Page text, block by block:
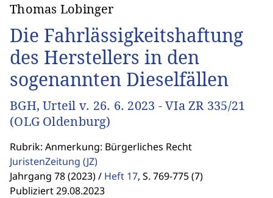
Thomas Lobinger
Die Fahrlässigkeitshaftung
des Herstellers in den
sogenannten Dieselfällen
BGH, Urteil v. 26. 6. 2023 - VIa ZR 335/21
(OLG Oldenburg)
Rubrik: Anmerkung: Bürgerliches Recht
JuristenZeitung (JZ)
Jahrgang 78 (2023) / Heft 17, S. 769-775 (7)
Publiziert 29.08.2023